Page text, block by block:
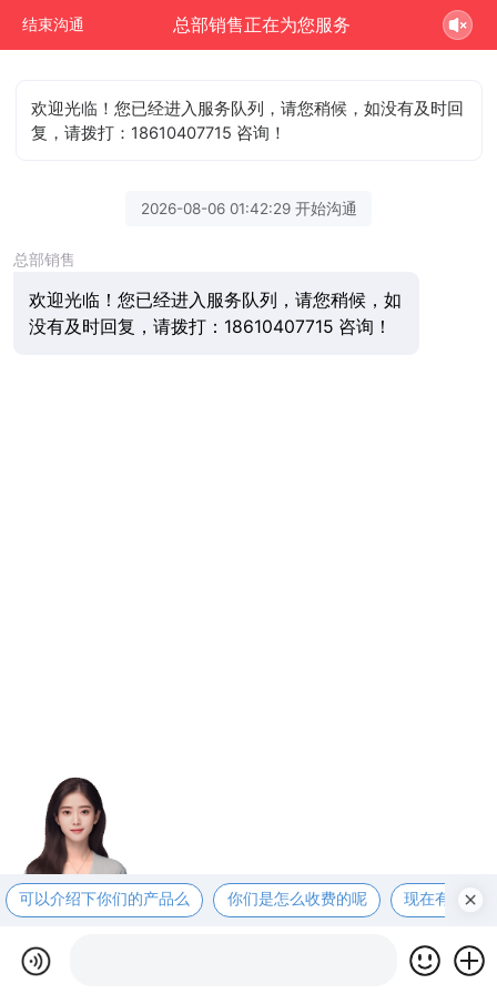
结束沟通 总部销售正在为您服务
欢迎光临！您已经进入服务队列，请您稍候，如没有及时回
复，请拨打：18610407715 咨询！
2026-08-06 01:42:29 开始沟通
总部销售
欢迎光临！您已经进入服务队列，请您稍候，如
没有及时回复，请拨打：18610407715 咨询！
可以介绍下你们的产品么 你们是怎么收费的呢 现在有优惠